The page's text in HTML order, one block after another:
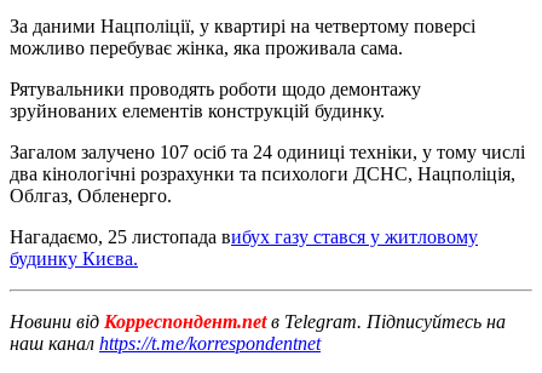
За даними Нацполіції, у квартирі на четвертому поверсі
можливо перебуває жінка, яка проживала сама.
Рятувальники проводять роботи щодо демонтажу
зруйнованих елементів конструкцій будинку.
Загалом залучено 107 осіб та 24 одиниці техніки, у тому числі
два кінологічні розрахунки та психологи ДСНС, Нацполіція,
Облгаз, Обленерго.
Нагадаємо, 25 листопада вибух газу стався у житловому
будинку Києва.
Новини від Корреспондент.netв Telegram. Підписуйтесь на
наш канал https://t.me/korrespondentnet